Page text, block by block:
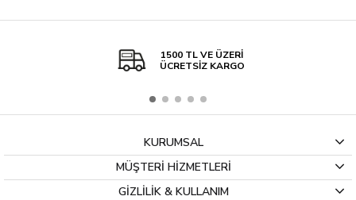
1500 TL VE ÜZERİ
ÜCRETSİZ KARGO
KURUMSAL
MÜŞTERİ HİZMETLERİ
GİZLİLİK & KULLANIM